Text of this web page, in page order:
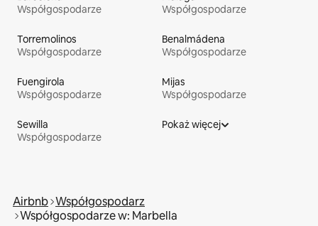
Współgospodarze
Współgospodarze
Torremolinos
Współgospodarze
Benalmádena
Współgospodarze
Fuengirola
Współgospodarze
Mijas
Współgospodarze
Sewilla
Współgospodarze
Pokaż więcej
Airbnb Współgospodarz
Współgospodarze w: Marbella